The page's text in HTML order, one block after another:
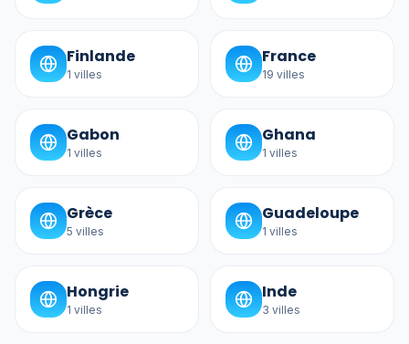
Finlande
1 villes
France
19 villes
Gabon
1 villes
Ghana
1 villes
Grèce
5 villes
Guadeloupe
1 villes
Hongrie
1 villes
Inde
3 villes